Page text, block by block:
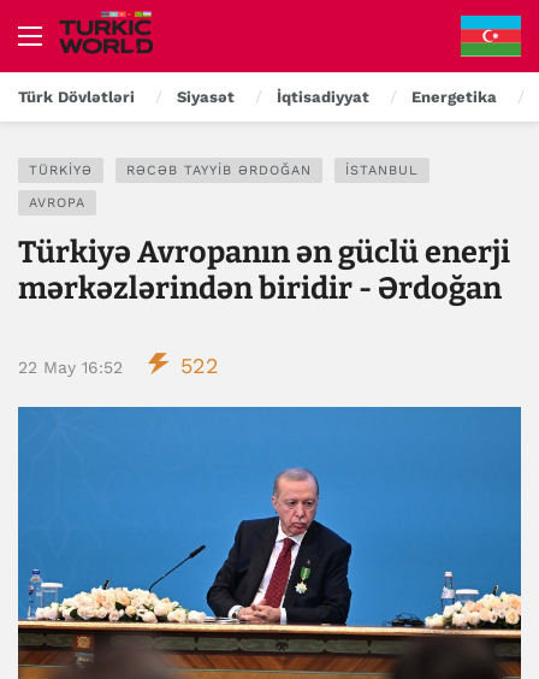
Türk Dövlətləri Siyasət İqtisadiyyat Energetika
TÜRKIYƏ RƏCƏB TAYYIB ƏRDOĞAN İSTANBUL
AVROPA
Türkiyə Avropanın ən güclü enerji
mərkəzlərindən biridir - Ərdoğan
22 May 16:52 522